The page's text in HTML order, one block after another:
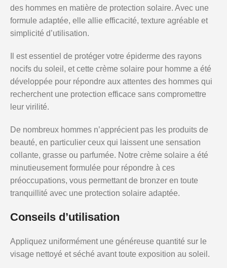
des hommes en matière de protection solaire. Avec une
formule adaptée, elle allie efficacité, texture agréable et
simplicité d’utilisation.
Il est essentiel de protéger votre épiderme des rayons
nocifs du soleil, et cette crème solaire pour homme a été
développée pour répondre aux attentes des hommes qui
recherchent une protection efficace sans compromettre
leur virilité.
De nombreux hommes n’apprécient pas les produits de
beauté, en particulier ceux qui laissent une sensation
collante, grasse ou parfumée. Notre crème solaire a été
minutieusement formulée pour répondre à ces
préoccupations, vous permettant de bronzer en toute
tranquillité avec une protection solaire adaptée.
Conseils d’utilisation
Appliquez uniformément une généreuse quantité sur le
visage nettoyé et séché avant toute exposition au soleil.